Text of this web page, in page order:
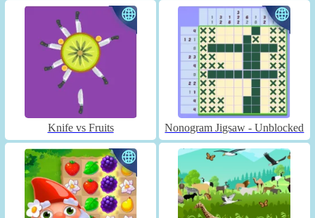
Knife vs Fruits Nonogram Jigsaw - Unblocked